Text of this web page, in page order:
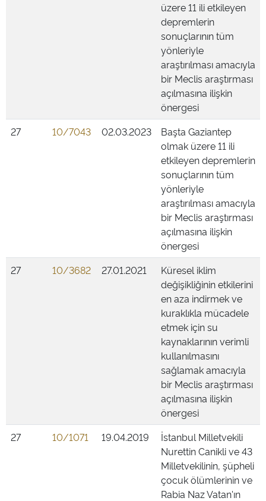
üzere 11 ili etkileyen
depremlerin
sonuçlarının tüm
yönleriyle
araştırılması amacıyla
bir Meclis araştırması
açılmasına ilişkin
önergesi
27
10/7043 02.03.2023
Başta Gaziantep
olmak üzere 11 ili
etkileyen depremlerin
sonuçlarının tüm
yönleriyle
araştırılması amacıyla
bir Meclis araştırması
açılmasına ilişkin
önergesi
27
10/3682 27.01.2021
Küresel iklim
değişikliğinin etkilerini
en aza indirmek ve
kuraklıkla mücadele
etmek için su
kaynaklarının verimli
kullanılmasını
sağlamak amacıyla
bir Meclis araştırması
açılmasına ilişkin
önergesi
27
10/1071 19.04.2019
İstanbul Milletvekili
Nurettin Canikli ve 43
Milletvekilinin, şüpheli
çocuk ölümlerinin ve
Rabia Naz Vatan'ın